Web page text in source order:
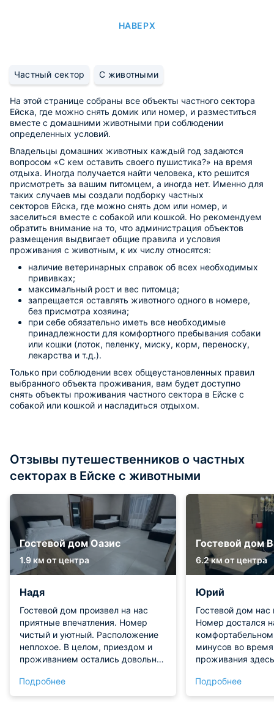
НАВЕРХ
Частный сектор С животными
На этой странице собраны все объекты частного сектора
Ейска, где можно снять домик или номер, и разместиться
вместе с домашними животными при соблюдении
определенных условий.
Владельцы домашних животных каждый год задаются
вопросом «С кем оставить своего пушистика?» на время
отдыха. Иногда получается найти человека, кто решится
присмотреть за вашим питомцем, а иногда нет. Именно для
таких случаев мы создали подборку частных
секторов Ейска, где можно снять дом или номер, и
заселиться вместе с собакой или кошкой. Но рекомендуем
обратить внимание на то, что администрация объектов
размещения выдвигает общие правила и условия
проживания с животным, к их числу относятся:
наличие ветеринарных справок об всех необходимых
прививках;
максимальный рост и вес питомца;
запрещается оставлять животного одного в номере,
без присмотра хозяина;
при себе обязательно иметь все необходимые
принадлежности для комфортного пребывания собаки
или кошки (лоток, пеленку, миску, корм, переноску,
лекарства и т.д.).
Только при соблюдении всех общеустановленных правил
выбранного объекта проживания, вам будет доступно
снять объекты проживания частного сектора в Ейске с
собакой или кошкой и насладиться отдыхом.
Отзывы путешественников о частных
секторах в Ейске с животными
Гостевой дом Оазис
1.9 км от центра
Надя
Гостевой дом произвел на нас
приятные впечатления. Номер
чистый и уютный. Расположение
неплохое. В целом, приездом и
проживанием остались довольны.
вновь и будем рекомендовать
друзьям и близким!
Подробнее
Гостевой дом
6.2 км от центра
Юрий
Гостевой дом нас
Номер достался
минусов во
проживания
остановимся
Подробнее